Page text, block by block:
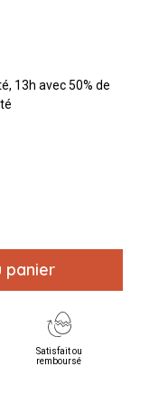
13h avec 50% de
panier
Satisfait ou
remboursé